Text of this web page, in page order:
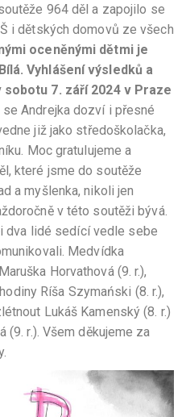
964 děl a zapojilo se
i dětských domovů ze všech
oceněnými dětmi je
Vyhlášení výsledků a
7. září 2024 v Praze
se Andrejka dozví i přesné
již jako středoškolačka,
Moc gratulujeme a
které jsme do soutěže
a myšlenka, nikoli jen
v této soutěži bývá.
dva lidé sedící vedle sebe
Medvídka
Horvathová (9. r.),
Ríša Szymański (8. r.),
Lukáš Kamenský (8. r.)
(9. r.). Všem děkujeme za